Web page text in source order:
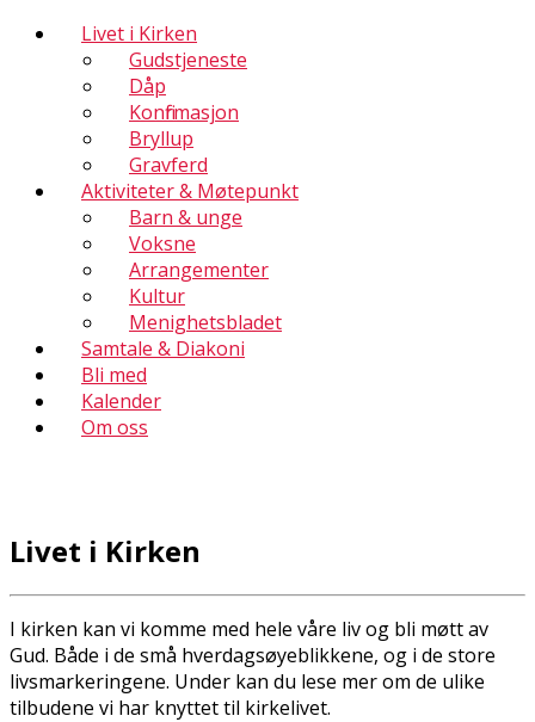
Livet i Kirken
Gudstjeneste
Dåp
Konfirmasjon
Bryllup
Gravferd
Aktiviteter & Møtepunkt
Barn & unge
Voksne
Arrangementer
Kultur
Menighetsbladet
Samtale & Diakoni
Bli med
Kalender
Om oss
Livet i Kirken
I kirken kan vi komme med hele våre liv og bli møtt av
Gud. Både i de små hverdagsøyeblikkene, og i de store
livsmarkeringene. Under kan du lese mer om de ulike
tilbudene vi har knyttet til kirkelivet.